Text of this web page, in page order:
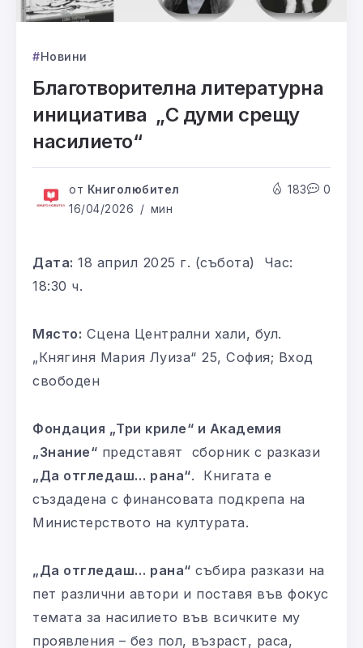
Новини
Благотворителна литературна
инициатива „С думи срещу
насилието“
от Книголюбител
16/04/2026
мин
183 0
Дата: 18 април 2025 г. (събота) Час:
18:30 ч.
Място: Сцена Централни хали, бул.
„Княгиня Мария Луиза“ 25, София; Вход
свободен
Фондация „Три криле“ и Академия
„Знание“ представят сборник с разкази
„Да отгледаш… рана“. Книгата е
създадена с финансовата подкрепа на
Министерството на културата.
„Да отгледаш… рана“ събира разкази на
пет различни автори и поставя във фокус
темата за насилието във всичките му
проявления – без пол, възраст, раса,